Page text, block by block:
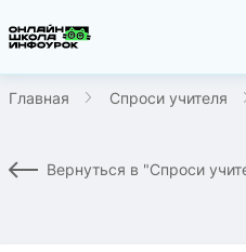
Главная Спроси учителя
Вернуться в "Спроси